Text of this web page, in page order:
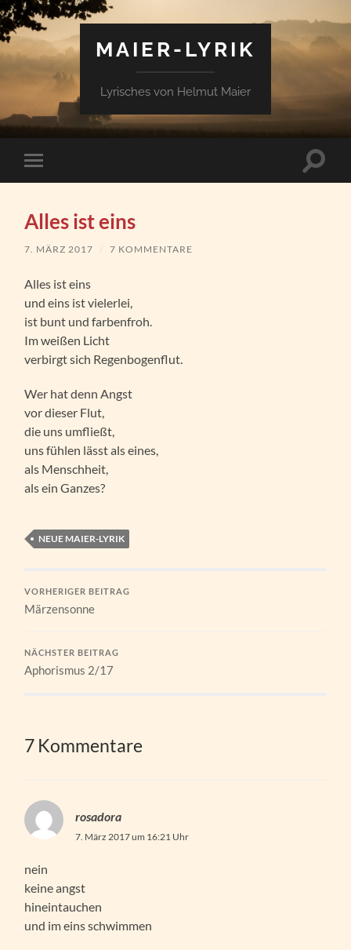
MAIER-LYRIK
Lyrisches von Helmut Maier
Mobile-
Menü
Alles ist eins
7. MÄRZ 2017 / 7 KOMMENTARE
Alles ist eins
und eins ist vielerlei,
ist bunt und farbenfroh.
Im weißen Licht
verbirgt sich Regenbogenflut.
Wer hat denn Angst
vor dieser Flut,
die uns umfließt,
uns fühlen lässt als eines,
als Menschheit,
als ein Ganzes?
NEUE MAIER-LYRIK
VORHERIGER BEITRAG
Märzensonne
NÄCHSTER BEITRAG
Aphorismus 2/17
7 Kommentare
rosadora
7. März 2017 um 16:21 Uhr
nein
keine angst
hineintauchen
und im eins schwimmen